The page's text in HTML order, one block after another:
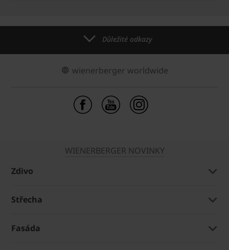
Důležité odkazy
wienerberger worldwide
WIENERBERGER NOVINKY
Zdivo
Střecha
Fasáda